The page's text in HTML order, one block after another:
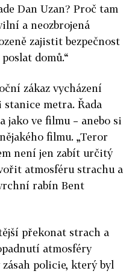
Dan Uzan? Proč tam
a neozbrojená
zajistit bezpečnost
domů.“
zákaz vycházení
metra. Řada
jako ve filmu – anebo si
filmu. „Teror
není jen zabít určitý
atmosféru strachu a
rabín Bent
překonat strach a
atmosféry
policie, který byl